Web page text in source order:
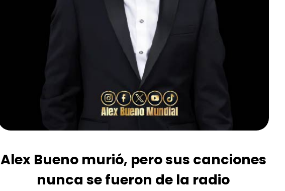
Alex Bueno murió, pero sus canciones
nunca se fueron de la radio